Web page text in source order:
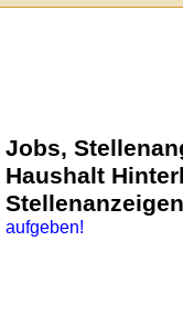
Jobs,
Haushalt
aufgeben!